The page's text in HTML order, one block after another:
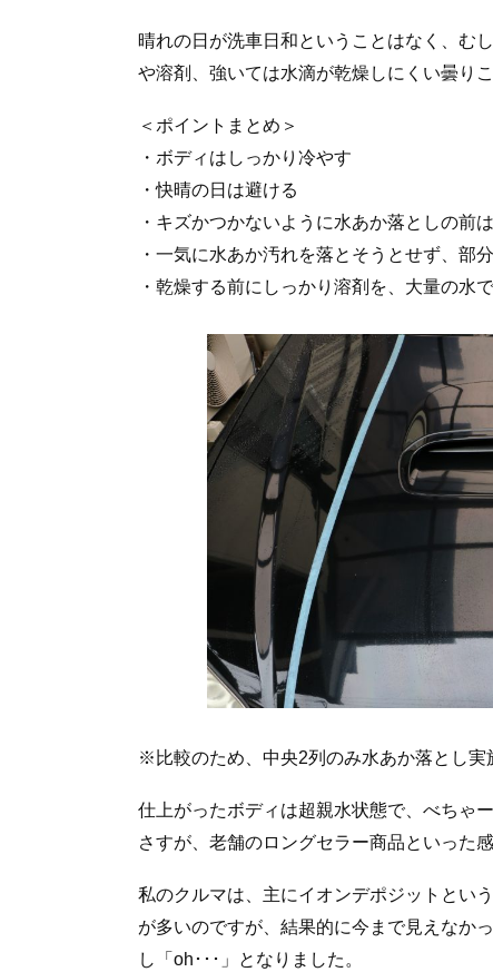
晴れの日が洗車日和ということはなく、む
や溶剤、強いては水滴が乾燥しにくい曇り
＜ポイントまとめ＞
・ボディはしっかり冷やす
・快晴の日は避ける
・キズかつかないように水あか落としの前
・一気に水あか汚れを落とそうとせず、部
・乾燥する前にしっかり溶剤を、大量の水
※比較のため、中央2列のみ水あか落とし実
仕上がったボディは超親水状態で、べちゃ
さすが、老舗のロングセラー商品といった感
私のクルマは、主にイオンデポジットとい
が多いのですが、結果的に今まで見えなか
し「oh･･･」となりました。